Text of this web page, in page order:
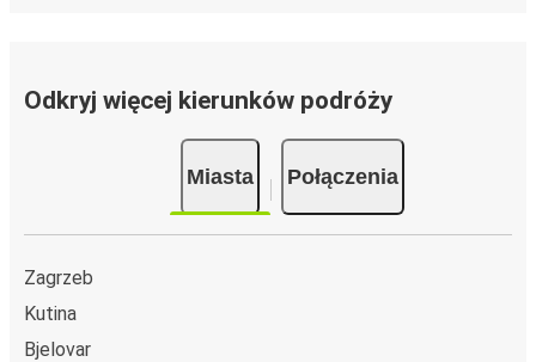
Odkryj więcej kierunków podróży
Miasta Połączenia
Zagrzeb
Kutina
Bjelovar